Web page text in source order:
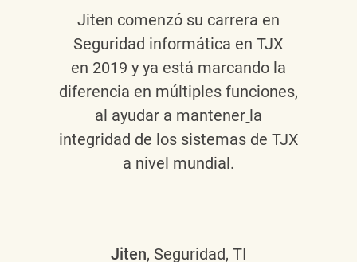
Jiten comenzó su carrera en
Seguridad informática en TJX
en 2019 y ya está marcando la
diferencia en múltiples funciones,
al ayudar a mantener la
integridad de los sistemas de TJX
a nivel mundial.
Jiten, Seguridad, TI